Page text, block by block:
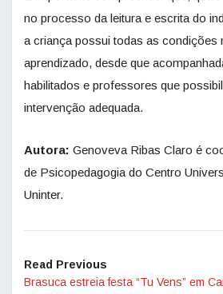
no processo da leitura e escrita do
a criança possui todas as condições
aprendizado, desde que
habilitados e professores que
intervenção adequada.
Autora: Genoveva Ribas Claro é
de Psicopedagogia do Centro
Uninter.
Read Previous
Brasuca estreia festa “Tu Vens” em